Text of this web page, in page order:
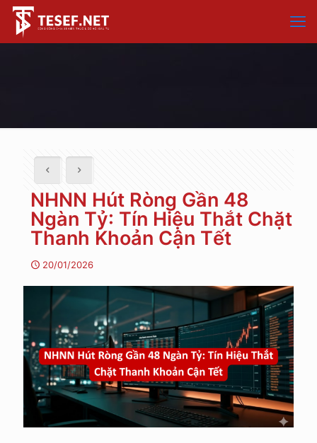
NHNN Hút Ròng Gần 48
Ngàn Tỷ: Tín Hiệu Thắt Chặt
Thanh Khoản Cận Tết
20/01/2026